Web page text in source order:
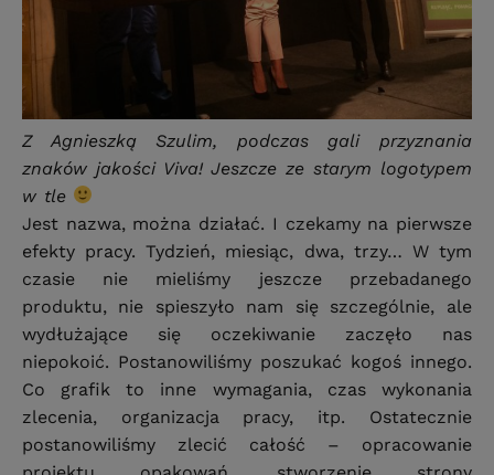
Z Agnieszką Szulim, podczas gali przyznania
znaków jakości Viva! Jeszcze ze starym logotypem
w tle
Jest nazwa, można działać. I czekamy na pierwsze
efekty pracy. Tydzień, miesiąc, dwa, trzy… W tym
czasie nie mieliśmy jeszcze przebadanego
produktu, nie spieszyło nam się szczególnie, ale
wydłużające się oczekiwanie zaczęło nas
niepokoić. Postanowiliśmy poszukać kogoś innego.
Co grafik to inne wymagania, czas wykonania
zlecenia, organizacja pracy, itp. Ostatecznie
postanowiliśmy zlecić całość – opracowanie